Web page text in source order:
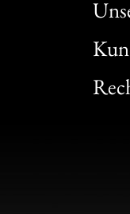
Bon
Clic